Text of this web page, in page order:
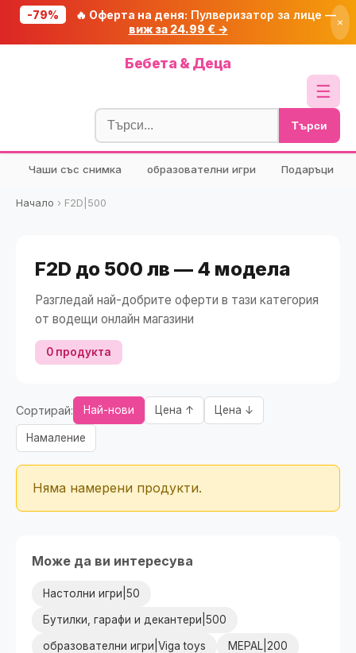
-79% 🔥 Оферта на деня: Пулверизатор за лице —
виж за 24.99 € →
×
Бебета & Деца
☰
Блог
🧮 Калкулатори
🔍 Намери продукт
Търси
Чаши със снимка образователни игри Подаръци
Начало › F2D|500
F2D до 500 лв — 4 модела
Разгледай най-добрите оферти в тази категория
от водещи онлайн магазини
0 продукта
Сортирай: Най-нови Цена ↑ Цена ↓
Намаление
Няма намерени продукти.
Може да ви интересува
Настолни игри|50
Бутилки, гарафи и декантери|500
образователни игри|Viga toys MEPAL|200